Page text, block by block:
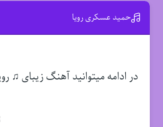
حمید عسکری رویا
در ادامه میتوانید آهنگ زیبای ♫